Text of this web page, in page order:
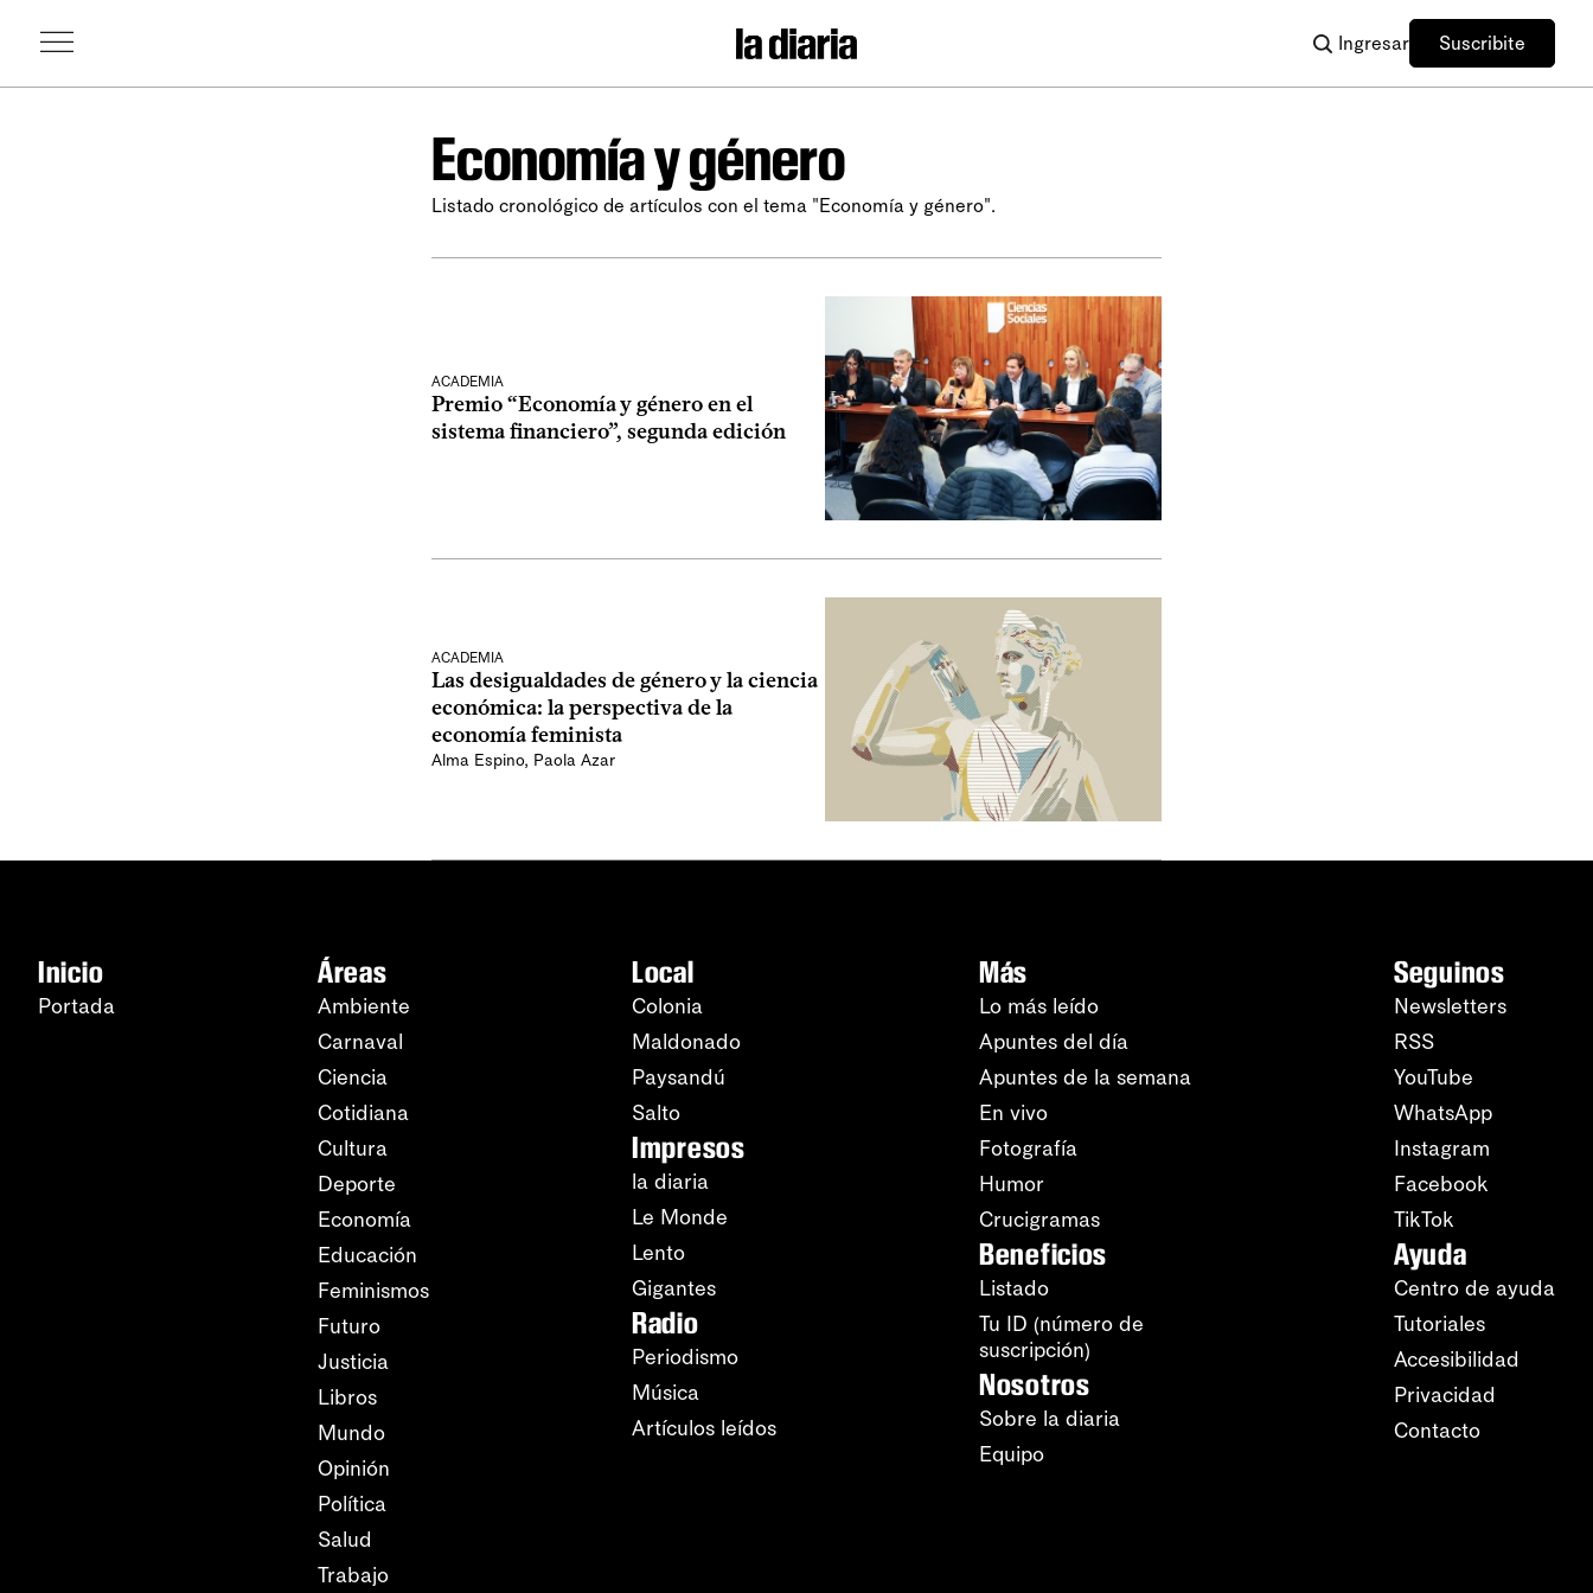
Ingresar Suscribite
Economía y género
Listado cronológico de artículos con el tema "Economía y género".
ACADEMIA
Premio “Economía y género en el
sistema financiero”, segunda edición
ACADEMIA
Las desigualdades de género y la ciencia
económica: la perspectiva de la
economía feminista
Alma Espino, Paola Azar
Inicio
Portada
Áreas
Ambiente
Carnaval
Ciencia
Cotidiana
Cultura
Deporte
Economía
Educación
Feminismos
Futuro
Justicia
Libros
Mundo
Opinión
Política
Salud
Trabajo
Local
Colonia
Maldonado
Paysandú
Salto
Impresos
la diaria
Le Monde
Lento
Gigantes
Radio
Periodismo
Música
Artículos leídos
Más
Lo más leído
Apuntes del día
Apuntes de la semana
En vivo
Fotografía
Humor
Crucigramas
Beneficios
Listado
Tu ID (número de
suscripción)
Nosotros
Sobre la diaria
Equipo
Seguinos
Newsletters
RSS
YouTube
WhatsApp
Instagram
Facebook
TikTok
Ayuda
Centro de ayuda
Tutoriales
Accesibilidad
Privacidad
Contacto